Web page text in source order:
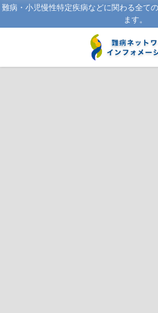
難病・小児慢性特定疾病などに関わる全て
ます。